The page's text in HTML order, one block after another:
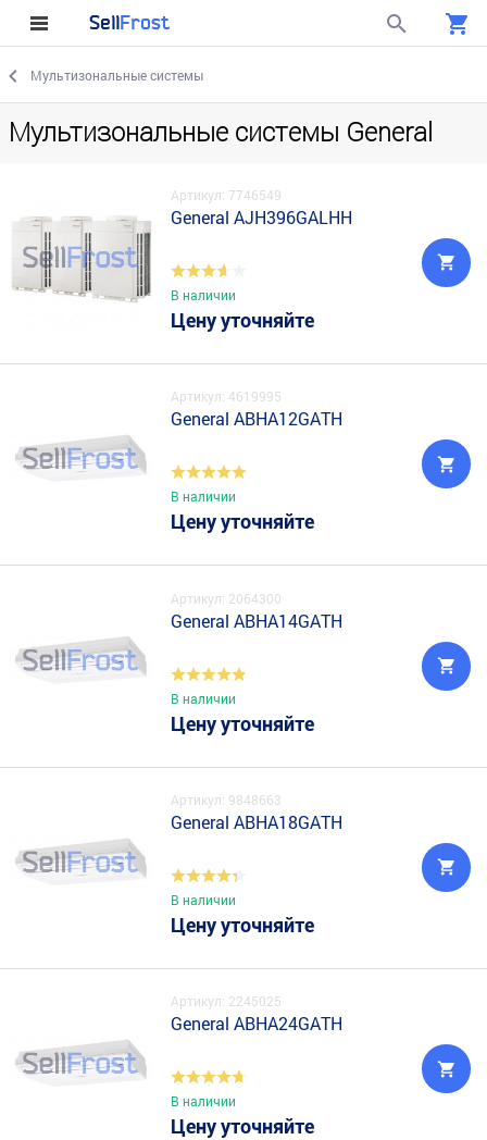
SellFrost
Мультизональные системы
Мультизональные системы General
Артикул: 7746549
General AJH396GALHН
В наличии
Цену уточняйте
Артикул: 4619995
General ABHA12GATH
В наличии
Цену уточняйте
Артикул: 2064300
General ABHA14GATH
В наличии
Цену уточняйте
Артикул: 9848663
General ABHA18GATH
В наличии
Цену уточняйте
Артикул: 2245025
General ABHA24GATH
В наличии
Цену уточняйте